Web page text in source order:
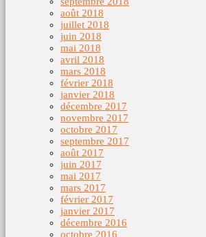
août 2018
juillet 2018
juin 2018
mai 2018
avril 2018
mars 2018
février 2018
janvier 2018
décembre 2017
novembre 2017
octobre 2017
septembre 2017
août 2017
juin 2017
mai 2017
mars 2017
février 2017
janvier 2017
décembre 2016
octobre 2016